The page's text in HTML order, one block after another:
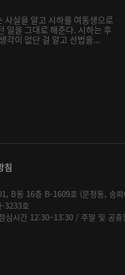
사실을 알고 시하를 여동생으로
일을 그대로 해준다. 시하는 후
각이 없단 걸 알고 선법을...
침
B동 16층 B-1609호 (문정동, 송
3233호
시간 12:30~13:30 / 주말 및 공휴